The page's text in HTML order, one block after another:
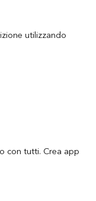
utilizzando
con tutti. Crea app